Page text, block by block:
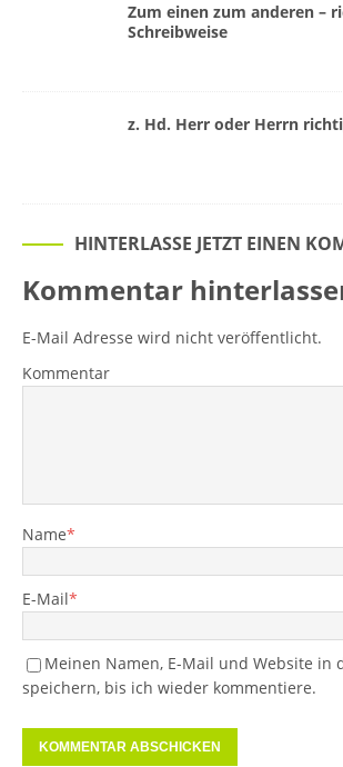
Zum einen zum anderen –
Schreibweise
z. Hd. Herr oder Herrn
HINTERLASSE JETZT EINEN
Kommentar
E-Mail Adresse wird nicht veröffentlicht.
Kommentar
Name*
E-Mail*
Meinen Namen, E-Mail und Website in
speichern, bis ich wieder kommentiere.